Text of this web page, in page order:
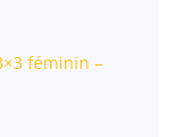
féminin –